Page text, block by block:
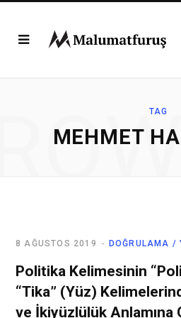
TAG
MEHMET
DOĞRULAMA /
8 AĞUSTOS 2019
Politika Kelimesinin
“Tika” (Yüz)
ve İkiyüzlülük Anlamına